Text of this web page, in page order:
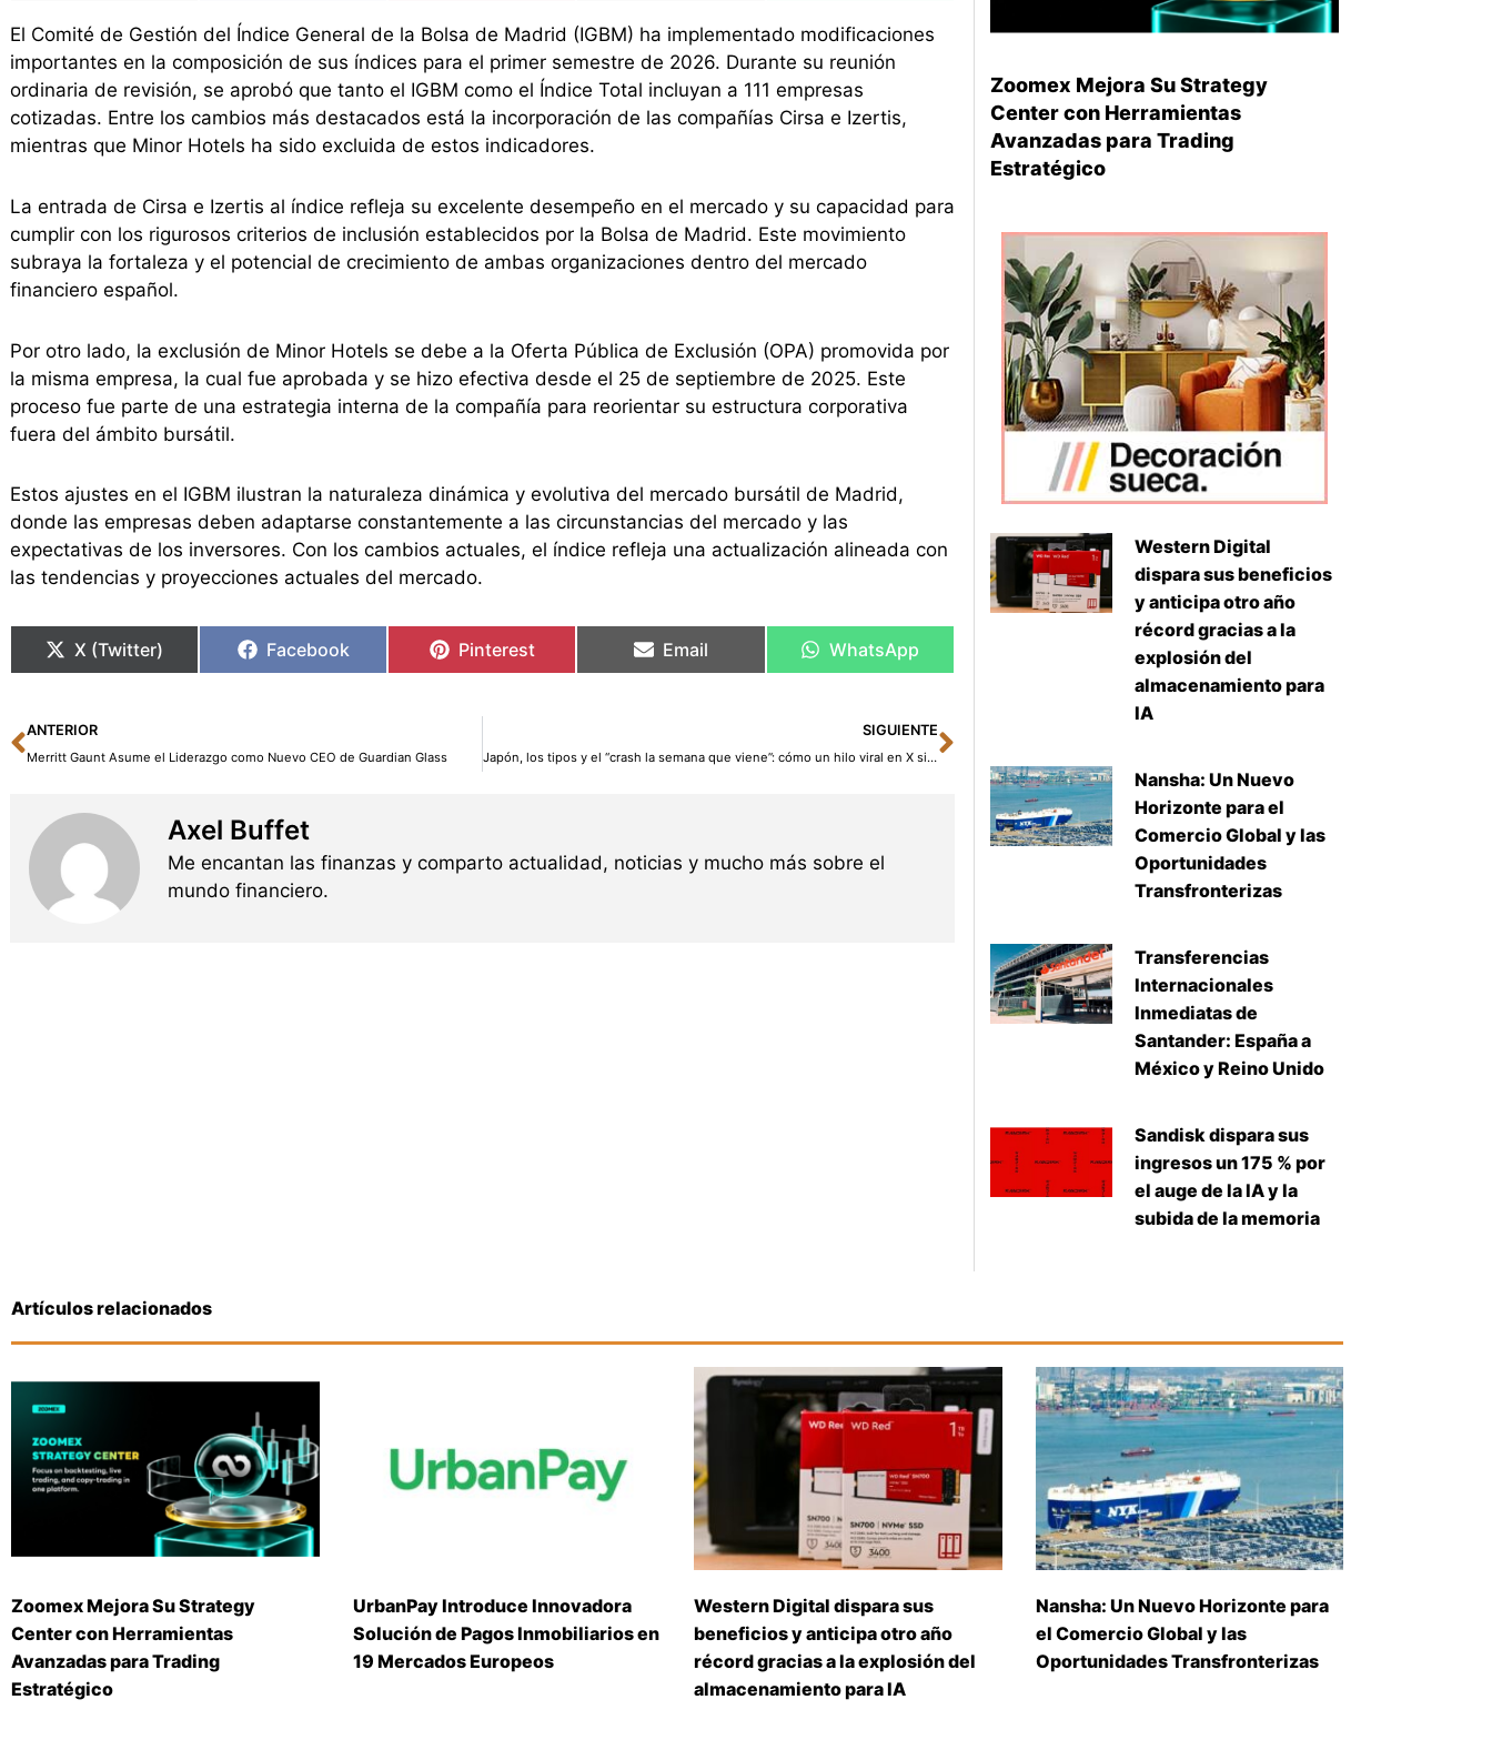
El Comité de Gestión del Índice General de la Bolsa de Madrid (IGBM) ha implementado modificaciones
importantes en la composición de sus índices para el primer semestre de 2026. Durante su reunión
ordinaria de revisión, se aprobó que tanto el IGBM como el Índice Total incluyan a 111 empresas
cotizadas. Entre los cambios más destacados está la incorporación de las compañías Cirsa e Izertis,
mientras que Minor Hotels ha sido excluida de estos indicadores.
La entrada de Cirsa e Izertis al índice refleja su excelente desempeño en el mercado y su capacidad para
cumplir con los rigurosos criterios de inclusión establecidos por la Bolsa de Madrid. Este movimiento
subraya la fortaleza y el potencial de crecimiento de ambas organizaciones dentro del mercado
financiero español.
Por otro lado, la exclusión de Minor Hotels se debe a la Oferta Pública de Exclusión (OPA) promovida por
la misma empresa, la cual fue aprobada y se hizo efectiva desde el 25 de septiembre de 2025. Este
proceso fue parte de una estrategia interna de la compañía para reorientar su estructura corporativa
fuera del ámbito bursátil.
Estos ajustes en el IGBM ilustran la naturaleza dinámica y evolutiva del mercado bursátil de Madrid,
donde las empresas deben adaptarse constantemente a las circunstancias del mercado y las
expectativas de los inversores. Con los cambios actuales, el índice refleja una actualización alineada con
las tendencias y proyecciones actuales del mercado.
X (Twitter) Facebook Pinterest Email WhatsApp
Ant
ANTERIOR
Merritt Gaunt Asume el Liderazgo como Nuevo CEO de Guardian Glass
SIGUIENTE
Japón, los tipos y el “crash la semana que viene”: cómo un hilo viral en X simplifica un riesgo real (y lo vuelve pánico)
Siguiente
Axel Buffet
Me encantan las finanzas y comparto actualidad, noticias y mucho más sobre el
mundo financiero.
Zoomex Mejora Su Strategy
Center con Herramientas
Avanzadas para Trading
Estratégico
Western Digital
dispara sus beneficios
y anticipa otro año
récord gracias a la
explosión del
almacenamiento para
IA
Nansha: Un Nuevo
Horizonte para el
Comercio Global y las
Oportunidades
Transfronterizas
Transferencias
Internacionales
Inmediatas de
Santander: España a
México y Reino Unido
Sandisk dispara sus
ingresos un 175 % por
el auge de la IA y la
subida de la memoria
Artículos relacionados
Zoomex Mejora Su Strategy
Center con Herramientas
Avanzadas para Trading
Estratégico
UrbanPay Introduce Innovadora
Solución de Pagos Inmobiliarios en
19 Mercados Europeos
Western Digital dispara sus
beneficios y anticipa otro año
récord gracias a la explosión del
almacenamiento para IA
Nansha: Un Nuevo Horizonte para
el Comercio Global y las
Oportunidades Transfronterizas